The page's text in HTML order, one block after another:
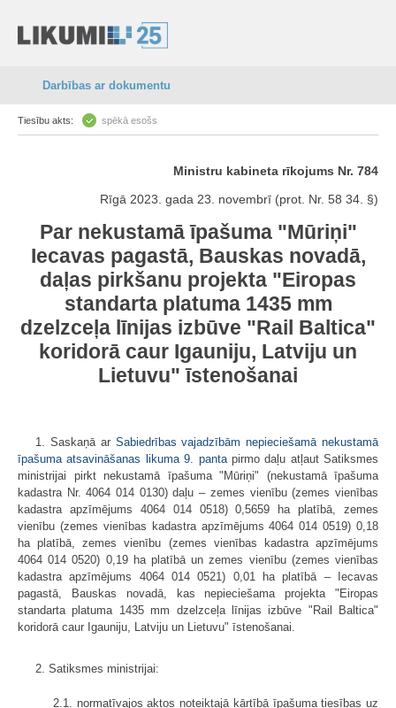
Darbības ar dokumentu
Tiesību akts: spēkā esošs
Ministru kabineta rīkojums Nr. 784
Rīgā 2023. gada 23. novembrī (prot. Nr. 58 34. §)
Par nekustamā īpašuma "Mūriņi"
Iecavas pagastā, Bauskas novadā,
daļas pirkšanu projekta "Eiropas
standarta platuma 1435 mm
dzelzceļa līnijas izbūve "Rail Baltica"
koridorā caur Igauniju, Latviju un
Lietuvu" īstenošanai
1. Saskaņā ar Sabiedrības vajadzībām nepieciešamā nekustamā
īpašuma atsavināšanas likuma 9. pantapirmo daļu atļaut Satiksmes
ministrijai pirkt nekustamā īpašuma "Mūriņi" (nekustamā īpašuma
kadastra Nr. 4064 014 0130) daļu – zemes vienību (zemes vienības
kadastra apzīmējums 4064 014 0518) 0,5659 ha platībā, zemes
vienību (zemes vienības kadastra apzīmējums 4064 014 0519) 0,18
ha platībā, zemes vienību (zemes vienības kadastra apzīmējums
4064 014 0520) 0,19 ha platībā un zemes vienību (zemes vienības
kadastra apzīmējums 4064 014 0521) 0,01 ha platībā – Iecavas
pagastā, Bauskas novadā, kas nepieciešama projekta "Eiropas
standarta platuma 1435 mm dzelzceļa līnijas izbūve "Rail Baltica"
koridorā caur Igauniju, Latviju un Lietuvu" īstenošanai.
2. Satiksmes ministrijai:
2.1. normatīvajos aktos noteiktajā kārtībā īpašuma tiesības uz